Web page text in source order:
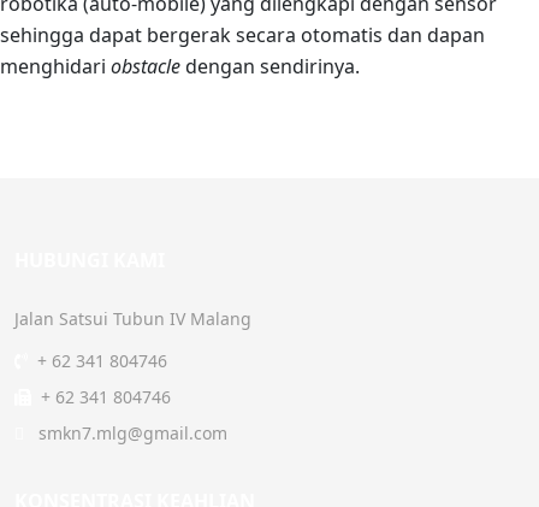
sehingga dapat bergerak secara otomatis dan dapan
menghidari obstacledengan sendirinya.
Jalan Satsui Tubun IV Malang
+ 62 341 804746
+ 62 341 804746
smkn7.mlg@gmail.com